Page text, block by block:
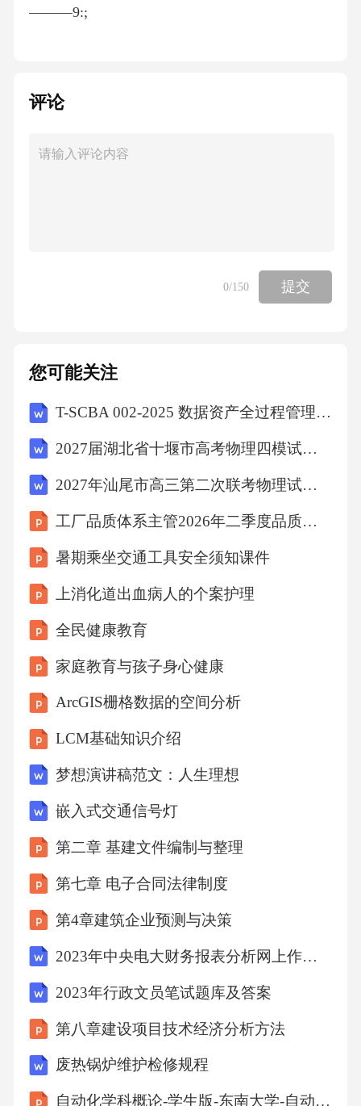
———9:;
———10:;
第部分硅量的测定电感耦合等离子体原子发射
———12:;
———13:;
第部分镁量的测定火焰原子吸收光谱法
———14:;
第部分钠量的测定火焰原子吸收光谱法
第部分钾量的测定火焰原子吸收光谱法
———16:;
第部分钛量的测定二安替比林甲烷分光光度法
———17:;
第部分钒量的测定钽试剂分光光度法和电感耦
合等离子体原子发射光谱法
第部分铬量的测定二苯基碳酰二肼分光光度法
评论
0/150 提交
您可能关注
T-SCBA 002-2025 数据资产全过程管理区块链应用规范
2027届湖北省十堰市高考物理四模试卷（含答案解析）
2027年汕尾市高三第二次联考物理试卷（含答案解析）
工厂品质体系主管2026年二季度品质体系优化总结
暑期乘坐交通工具安全须知课件
上消化道出血病人的个案护理
全民健康教育
家庭教育与孩子身心健康
ArcGIS栅格数据的空间分析
LCM基础知识介绍
梦想演讲稿范文：人生理想
嵌入式交通信号灯
第二章 基建文件编制与整理
第七章 电子合同法律制度
第4章建筑企业预测与决策
2023年中央电大财务报表分析网上作业任务全部答案
2023年行政文员笔试题库及答案
第八章建设项目技术经济分析方法
废热锅炉维护检修规程
自动化学科概论-学生版-东南大学-自动化学院课件